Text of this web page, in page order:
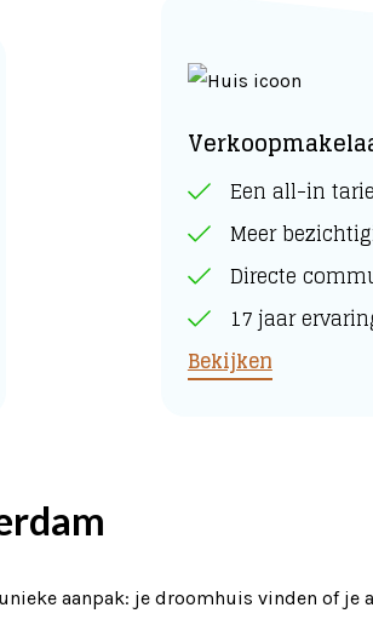
Een all-in
Meer
Directe
17 jaar
Bekijken
aanpak: je droomhuis vinden of